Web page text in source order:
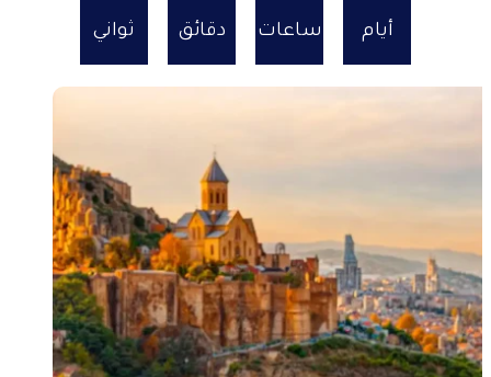
أيام ساعات دقائق ثواني